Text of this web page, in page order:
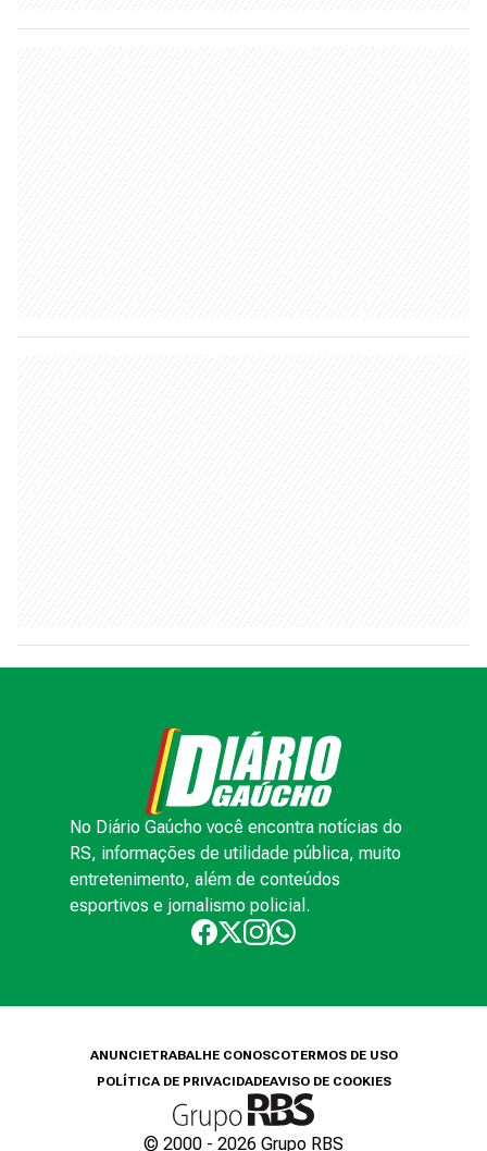
No Diário Gaúcho você encontra notícias do
RS, informações de utilidade pública, muito
entretenimento, além de conteúdos
esportivos e jornalismo policial.
ANUNCIETRABALHE CONOSCOTERMOS DE USO
POLÍTICA DE PRIVACIDADEAVISO DE COOKIES
© 2000 - 2026 Grupo RBS